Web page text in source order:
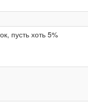
пусть хоть 5%